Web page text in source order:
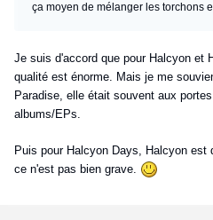
ça moyen de mélanger les torchons
Je suis d'accord que pour Halcyon et
qualité est énorme. Mais je me
Paradise, elle était souvent aux
albums/EPs.
Puis pour Halcyon Days, Halcyon
ce n'est pas bien grave.